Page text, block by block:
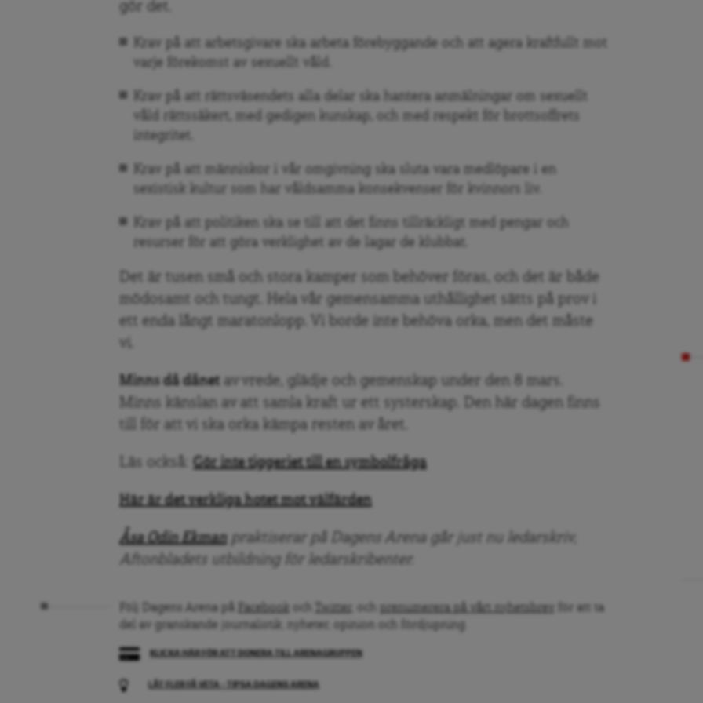
gör det.
Krav på att arbetsgivare ska arbeta förebyggande och att agera kraftfullt mot
varje förekomst av sexuellt våld.
Krav på att rättsväsendets alla delar ska hantera anmälningar om sexuellt
våld rättssäkert, med gedigen kunskap, och med respekt för brottsoffrets
integritet.
Krav på att människor i vår omgivning ska sluta vara medlöpare i en
sexistisk kultur som har våldsamma konsekvenser för kvinnors liv.
Krav på att politiken ska se till att det finns tillräckligt med pengar och
resurser för att göra verklighet av de lagar de klubbat.
Det är tusen små och stora kamper som behöver föras, och det är både
mödosamt och tungt. Hela vår gemensamma uthållighet sätts på prov i
ett enda långt maratonlopp. Vi borde inte behöva orka, men det måste
vi.
Minns då dånet av vrede, glädje och gemenskap under den 8 mars.
Minns känslan av att samla kraft ur ett systerskap. Den här dagen finns
till för att vi ska orka kämpa resten av året.
Läs också: Gör inte tiggeriet till en symbolfråga
Här är det verkliga hotet mot välfärden
Åsa Odin Ekmanpraktiserar på Dagens Arena går just nu ledarskriv,
Aftonbladets utbildning för ledarskribenter.
Följ Dagens Arena på Facebook Twitter prenumerera på vårt nyhetsbrev
för att ta
del av granskande journalistik, nyheter, opinion och fördjupning.
KLICKA HÄR FÖR ATT DONERA TILL ARENAGRUPPEN
LÅT FLER FÅ VETA – TIPSA DAGENS ARENA